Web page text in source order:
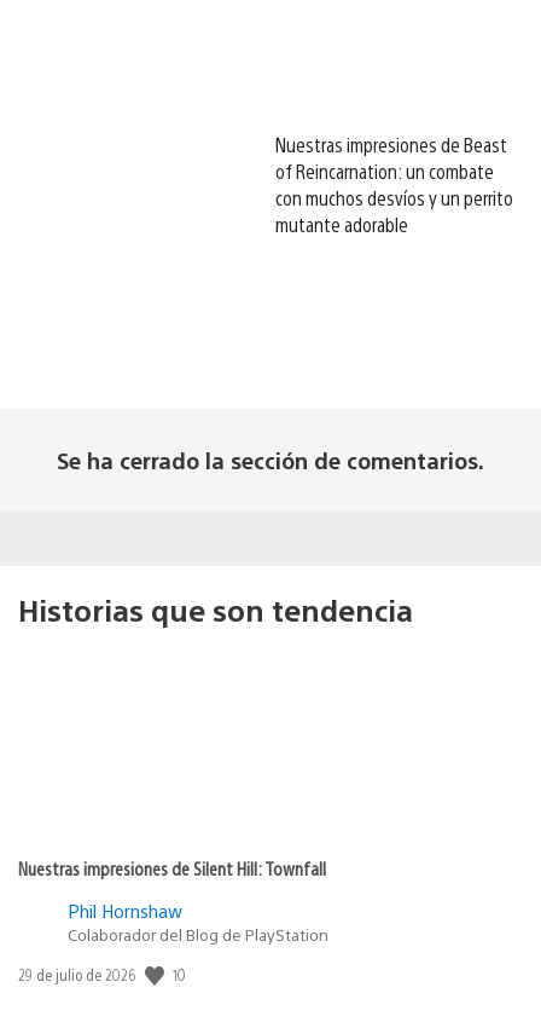
Nuestras impresiones de Beast
of Reincarnation: un combate
con muchos desvíos y un perrito
mutante adorable
Se ha cerrado la sección de comentarios.
Historias que son tendencia
Nuestras impresiones de Silent Hill: Townfall
Phil Hornshaw
Colaborador del Blog de PlayStation
Fecha
29 de julio de 2026 10